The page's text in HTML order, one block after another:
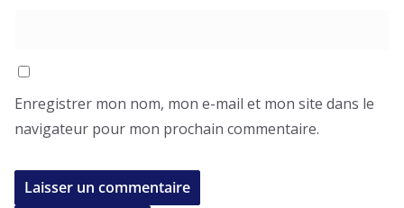
Enregistrer mon nom, mon e-mail et mon site dans le
navigateur pour mon prochain commentaire.